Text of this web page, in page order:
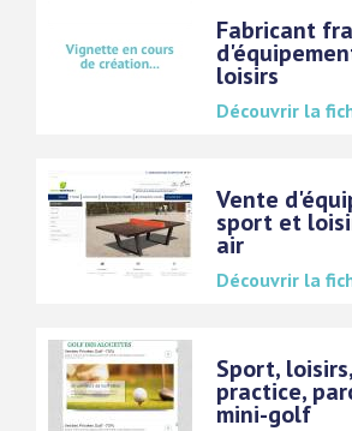
Fabricant
loisirs
Découvrir la
Vente
sport et
air
Découvrir la
Sport,
practice,
mini-golf